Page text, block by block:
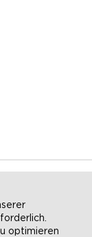
optimieren